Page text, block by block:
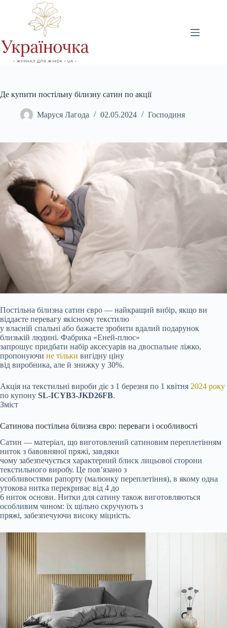
Де купити постільну білизну сатин по акції
Маруся Лагода 02.05.2024 Господиня
Постільна білизна сатин євро — найкращий вибір, якщо ви
віддаєте перевагу якісному текстилю
у власній спальні або бажаєте зробити вдалий подарунок
близькій людині. Фабрика «Еней-плюс»
запрошує придбати набір аксесуарів на двоспальне ліжко,
пропонуючи не тільки вигідну ціну
від виробника, але й знижку у 30%.
Акція на текстильні вироби діє з 1 березня по 1 квітня 2024 року
по купону SL-ICYB3-JKD26FB.
Зміст
Сатинова постільна білизна євро: переваги і особливості
Сатин — матеріал, що виготовлений сатиновим переплетінням
ниток з бавовняної пряжі, завдяки
чому забезпечується характерний блиск лицьової сторони
текстильного виробу. Це пов’язано з
особливостями рапорту (малюнку переплетіння), в якому одна
утокова нитка перекриває від 4 до
6 ниток основи. Нитки для сатину також виготовляються
особливим чином: їх щільно скручують з
пряжі, забезпечуючи високу міцність.